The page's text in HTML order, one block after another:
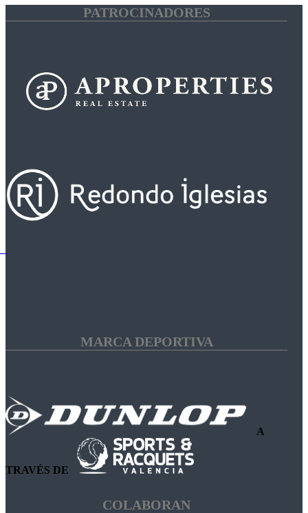
PATROCINADORES
MARCA DEPORTIVA
A
TRAVÉS DE
COLABORAN